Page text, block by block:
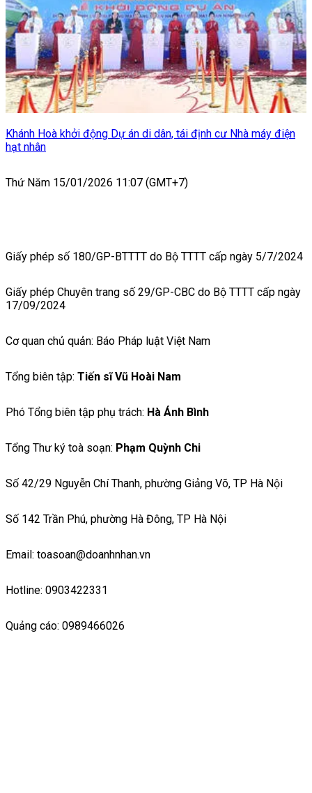
Khánh Hoà khởi động Dự án di dân, tái định cư Nhà máy điện
hạt nhân
Thứ Năm 15/01/2026 11:07 (GMT+7)
Giấy phép số 180/GP-BTTTT do Bộ TTTT cấp ngày 5/7/2024
Giấy phép Chuyên trang số 29/GP-CBC do Bộ TTTT cấp ngày
17/09/2024
Cơ quan chủ quản: Báo Pháp luật Việt Nam
Tổng biên tập: Tiến sĩ Vũ Hoài Nam
Phó Tổng biên tập phụ trách: Hà Ánh Bình
Tổng Thư ký toà soạn: Phạm Quỳnh Chi
Số 42/29 Nguyễn Chí Thanh, phường Giảng Võ, TP Hà Nội
Số 142 Trần Phú, phường Hà Đông, TP Hà Nội
Email: toasoan@doanhnhan.vn
Hotline: 0903422331
Quảng cáo: 0989466026